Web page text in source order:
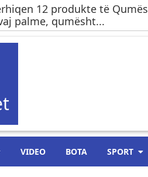
12 produkte të
palme, qumësht...
VIDEO BOTA SPORT